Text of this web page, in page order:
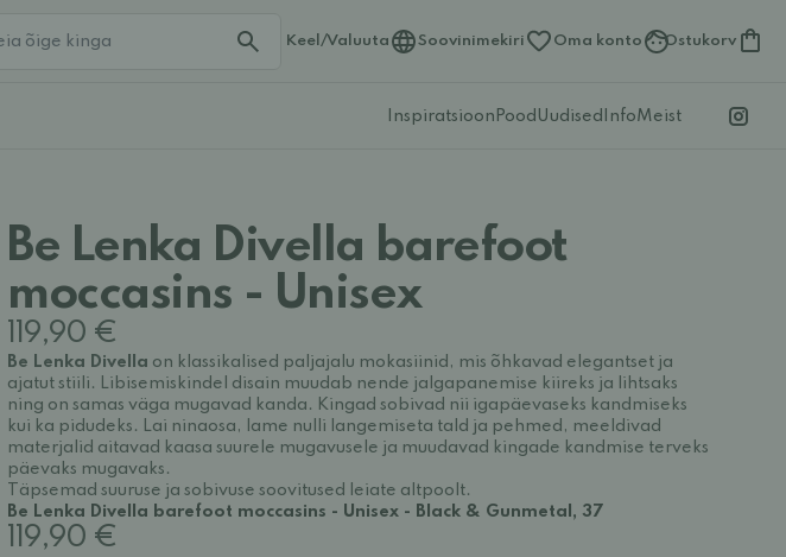
Keel/Valuuta Soovinimekiri Oma konto Ostukorv
Inspiratsioon Pood Uudised InfoMeist
Be Lenka Divella barefoot
moccasins - Unisex
119,90 €
Be Lenka Divella on klassikalised paljajalu mokasiinid, mis õhkavad elegantset ja
ajatut stiili. Libisemiskindel disain muudab nende jalgapanemise kiireks ja lihtsaks
ning on samas väga mugavad kanda. Kingad sobivad nii igapäevaseks kandmiseks
kui ka pidudeks. Lai ninaosa, lame nulli langemiseta tald ja pehmed, meeldivad
materjalid aitavad kaasa suurele mugavusele ja muudavad kingade kandmise terveks
päevaks mugavaks.
Täpsemad suuruse ja sobivuse soovitused leiate altpoolt.
Be Lenka Divella barefoot moccasins - Unisex - Black & Gunmetal, 37
119,90 €